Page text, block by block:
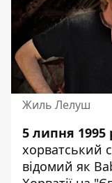
Жиль Лелуш
5 липня 1995
хорватський
відомий як